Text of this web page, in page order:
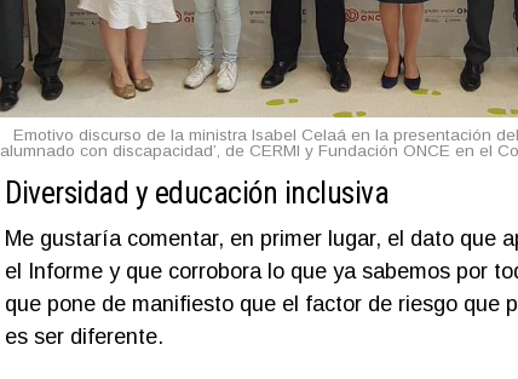
Emotivo discurso de la ministra Isabel Celaá en la presentación
alumnado con discapacidad’, de CERMI y Fundación ONCE en el
Diversidad y educación inclusiva
Me gustaría comentar, en primer lugar, el dato que
el Informe y que corrobora lo que ya sabemos por
que pone de manifiesto que el factor de riesgo que
es ser diferente.